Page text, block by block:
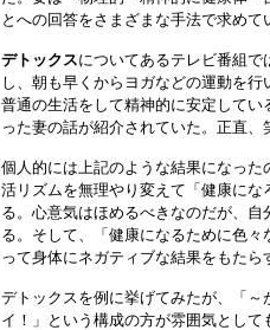
とへの回答をさまざまな手法で求めて
デトックスについてあるテレビ番組
し、朝も早くからヨガなどの運動を
普通の生活をして精神的に安定して
った妻の話が紹介されていた。正直、
個人的には上記のような結果になっ
活リズムを無理やり変えて「健康に
る。心意気はほめるべきなのだが、
る。そして、「健康になるために色
って身体にネガティブな結果をもた
デトックスを例に挙げてみたが、「
イ！」という構成の方が雰囲気とし